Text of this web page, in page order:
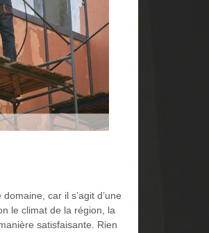
car il s’agit d’une
le climat de la région, la
satisfaisante. Rien